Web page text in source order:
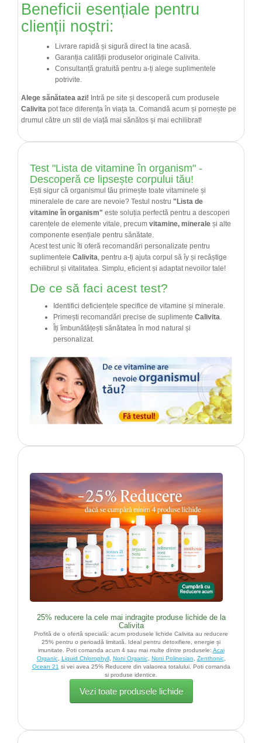
Beneficii esențiale pentru
clienții noștri:
Livrare rapidă și sigură direct la tine acasă.
Garanția calității produselor originale Calivita.
Consultanță gratuită pentru a-ți alege suplimentele
potrivite.
Alege sănătatea azi! Intră pe site și descoperă cum produsele
Calivita pot face diferența în viața ta. Comandă acum și pornește pe
drumul către un stil de viață mai sănătos și mai echilibrat!
Test "Lista de vitamine în organism" -
Descoperă ce lipsește corpului tău!
Ești sigur că organismul tău primește toate vitaminele și
mineralele de care are nevoie? Testul nostru "Lista de
vitamine în organism" este soluția perfectă pentru a descoperi
carențele de elemente vitale, precum vitamine, minerale și alte
componente esențiale pentru sănătate.
Acest test unic îti oferă recomandări personalizate pentru
suplimentele Calivita, pentru a-ți ajuta corpul să îy și recâștige
echilibrul și vitalitatea. Simplu, eficient și adaptat nevoilor tale!
De ce să faci acest test?
Identifici deficiențele specifice de vitamine și minerale.
Primești recomandări precise de suplimente Calivita.
Îți îmbunătățești sănătatea în mod natural și
personalizat.
25% reducere la cele mai indragite produse lichide de la
Calivita
Profită de o ofertă specială: acum produsele lichide Calivita au reducere
25% pentru o perioadă limitată. Ideal pentru detoxifiere, energie și
imunitate. Poti comanda acum 4 sau mai multe dintre produsele: Acai
Organic, Liquid Chlorophyll, Noni Organic, Noni Polinesian Zenthonic,
Ocean 21 si vei avea 25% Reducere din valaorea totalului. Poti comanda
si produse identice.
Vezi toate produsele lichide